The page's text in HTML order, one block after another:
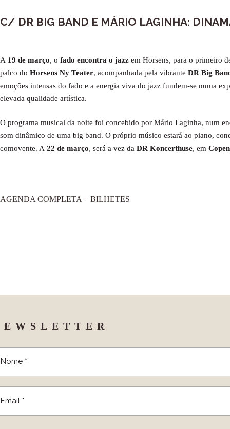
C/ DR BIG BAND E MÁRIO LAGINHA:
A 19 de março, o fado encontra o jazz em Horsens, para o primeiro
palco do Horsens Ny Teater, acompanhada pela vibrante DR Big
emoções intensas do fado e a energia viva do jazz fundem-se numa
elevada qualidade artística.
O programa musical da noite foi concebido por Mário Laginha, num
som dinâmico de uma big band. O próprio músico estará ao piano,
comovente. A 22 de março, será a vez da DR Koncerthuse, em
AGENDA COMPLETA + BILHETES